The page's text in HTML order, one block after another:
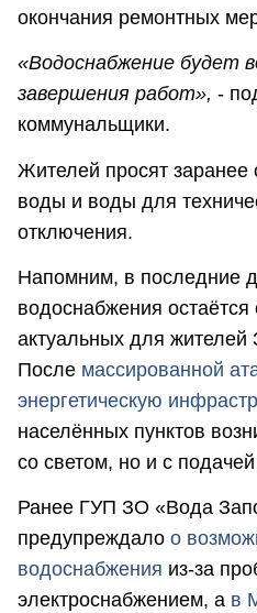
окончания ремонтных
«Водоснабжение будет
завершения работ», -
коммунальщики.
Жителей просят заранее
воды и воды для
отключения.
Напомним, в последние
водоснабжения
актуальных для жителей
После массированной
энергетическую
населённых пунктов
со светом, но и с
Ранее ГУП ЗО «Вода
предупреждало о
водоснабжения из-за
электроснабжением, а в